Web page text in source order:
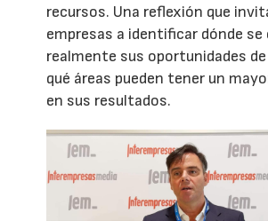
recursos. Una reflexión que
empresas a identificar dónde
realmente sus oportunidades
qué áreas pueden tener un
en sus resultados.